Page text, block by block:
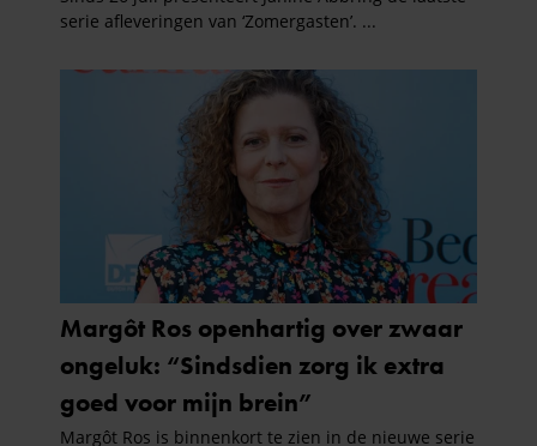
informatie die u aan ze heeft verstrekt of die ze hebben
gaat akkoord met onze cookies als u onze website blijft